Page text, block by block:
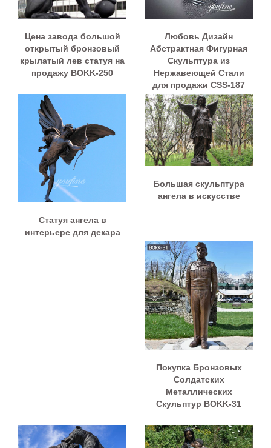
Цена завода большой
открытый бронзовый
крылатый лев статуя на
продажу BOKK-250
Любовь Дизайн
Абстрактная Фигурная
Скульптура из
Нержавеющей Стали
для продажи CSS-187
Статуя ангела в
интерьере для декара
Большая скульптура
ангела в искусстве
Покупка Бронзовых
Солдатских
Металлических
Скульптур BOKK-31